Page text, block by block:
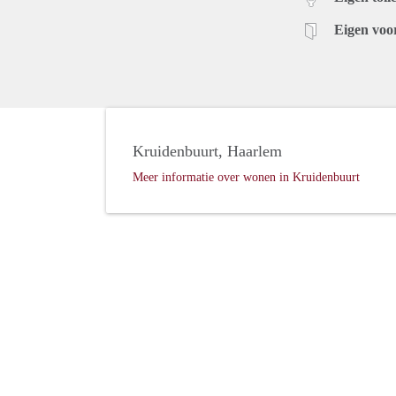
Eigen
Kruidenbuurt, Haarlem
Meer informatie over wonen in Kruidenbuurt